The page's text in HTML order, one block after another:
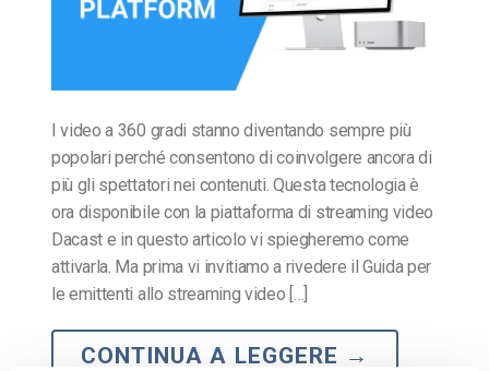
I video a 360 gradi stanno diventando sempre più
popolari perché consentono di coinvolgere ancora di
più gli spettatori nei contenuti. Questa tecnologia è
ora disponibile con la piattaforma di streaming video
Dacast e in questo articolo vi spiegheremo come
attivarla. Ma prima vi invitiamo a rivedere il Guida per
le emittenti allo streaming video […]
CONTINUA A LEGGERE →